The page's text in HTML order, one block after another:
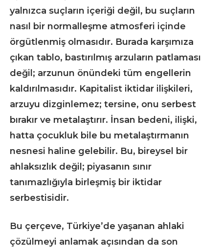
yalnızca suçların içeriği değil, bu suçların
nasıl bir normalleşme atmosferi içinde
örgütlenmiş olmasıdır. Burada karşımıza
çıkan tablo, bastırılmış arzuların patlaması
değil; arzunun önündeki tüm engellerin
kaldırılmasıdır. Kapitalist iktidar ilişkileri,
arzuyu dizginlemez; tersine, onu serbest
bırakır ve metalaştırır. İnsan bedeni, ilişki,
hatta çocukluk bile bu metalaştırmanın
nesnesi haline gelebilir. Bu, bireysel bir
ahlaksızlık değil; piyasanın sınır
tanımazlığıyla birleşmiş bir iktidar
serbestisidir.
Bu çerçeve, Türkiye’de yaşanan ahlaki
çözülmeyi anlamak açısından da son